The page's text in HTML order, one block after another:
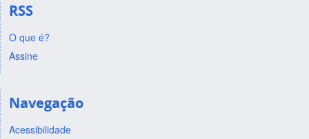
RSS
O que é?
Assine
Navegação
Acessibilidade